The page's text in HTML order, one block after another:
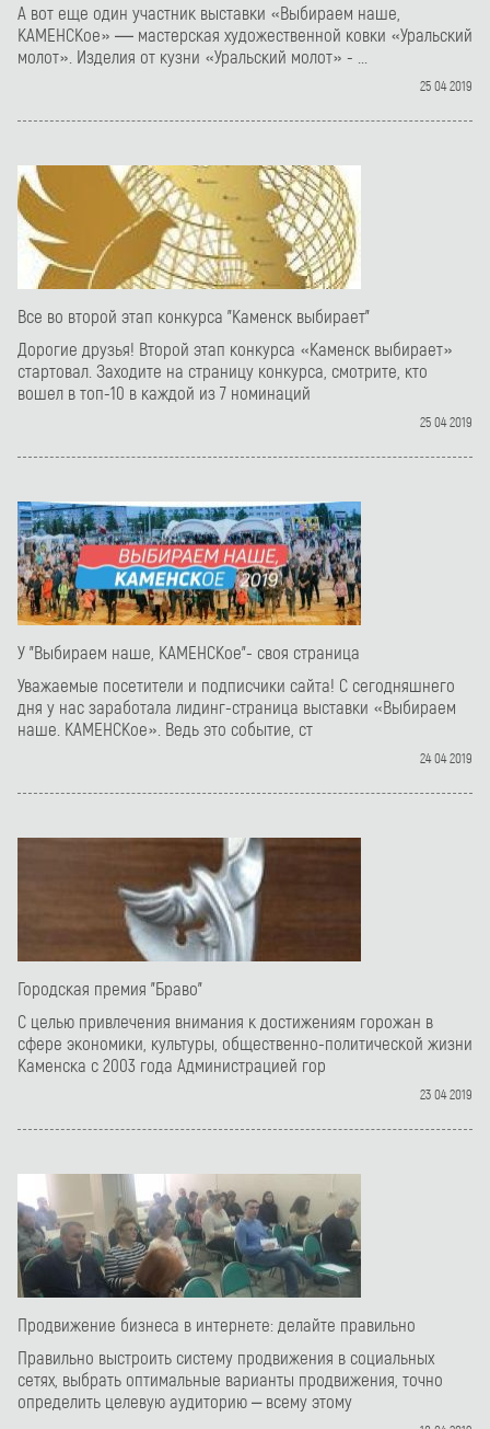
А вот еще один участник выставки «Выбираем наше,
КАМЕНСКое» — мастерская художественной ковки «Уральский
молот». Изделия от кузни «Уральский молот» - ...
25 04 2019
Все во второй этап конкурса "Каменск выбирает"
Дорогие друзья! Второй этап конкурса «Каменск выбирает»
стартовал. Заходите на страницу конкурса, смотрите, кто
вошел в топ-10 в каждой из 7 номинаций
25 04 2019
У "Выбираем наше, КАМЕНСКое"- своя страница
Уважаемые посетители и подписчики сайта! С сегодняшнего
дня у нас заработала лидинг-страница выставки «Выбираем
наше. КАМЕНСКое». Ведь это событие, ст
24 04 2019
Городская премия "Браво"
С целью привлечения внимания к достижениям горожан в
сфере экономики, культуры, общественно-политической жизни
Каменска с 2003 года Администрацией гор
23 04 2019
Продвижение бизнеса в интернете: делайте правильно
Правильно выстроить систему продвижения в социальных
сетях, выбрать оптимальные варианты продвижения, точно
определить целевую аудиторию – всему этому